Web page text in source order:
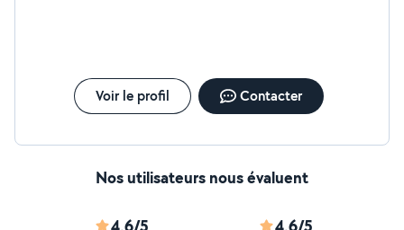
Voir le profil Contacter
Nos utilisateurs nous évaluent